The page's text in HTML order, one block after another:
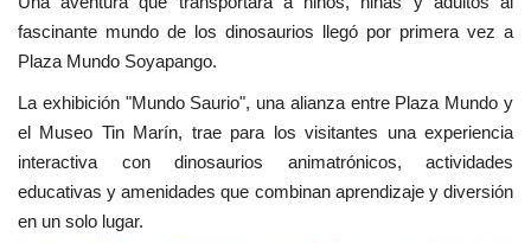
fascinante mundo de los dinosaurios llegó por primera vez a
Plaza Mundo Soyapango.
La exhibición "Mundo Saurio", una alianza entre Plaza Mundo y
el Museo Tin Marín, trae para los visitantes una experiencia
interactiva con dinosaurios animatrónicos, actividades
educativas y amenidades que combinan aprendizaje y diversión
en un solo lugar.